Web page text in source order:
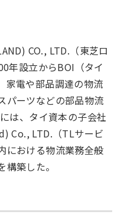
CO., LTD.（東芝ロ
年設立からBOI（タイ
家電や部品調達の物流
パーツなどの部品物流
は、タイ資本の子会社
Co., LTD.（TLサービ
における物流業務全般
築した。